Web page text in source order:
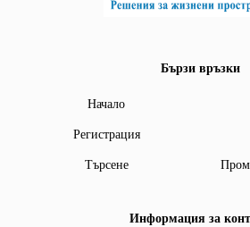
Бързи връзки
Начало
Регистрация
Търсене
Информация за